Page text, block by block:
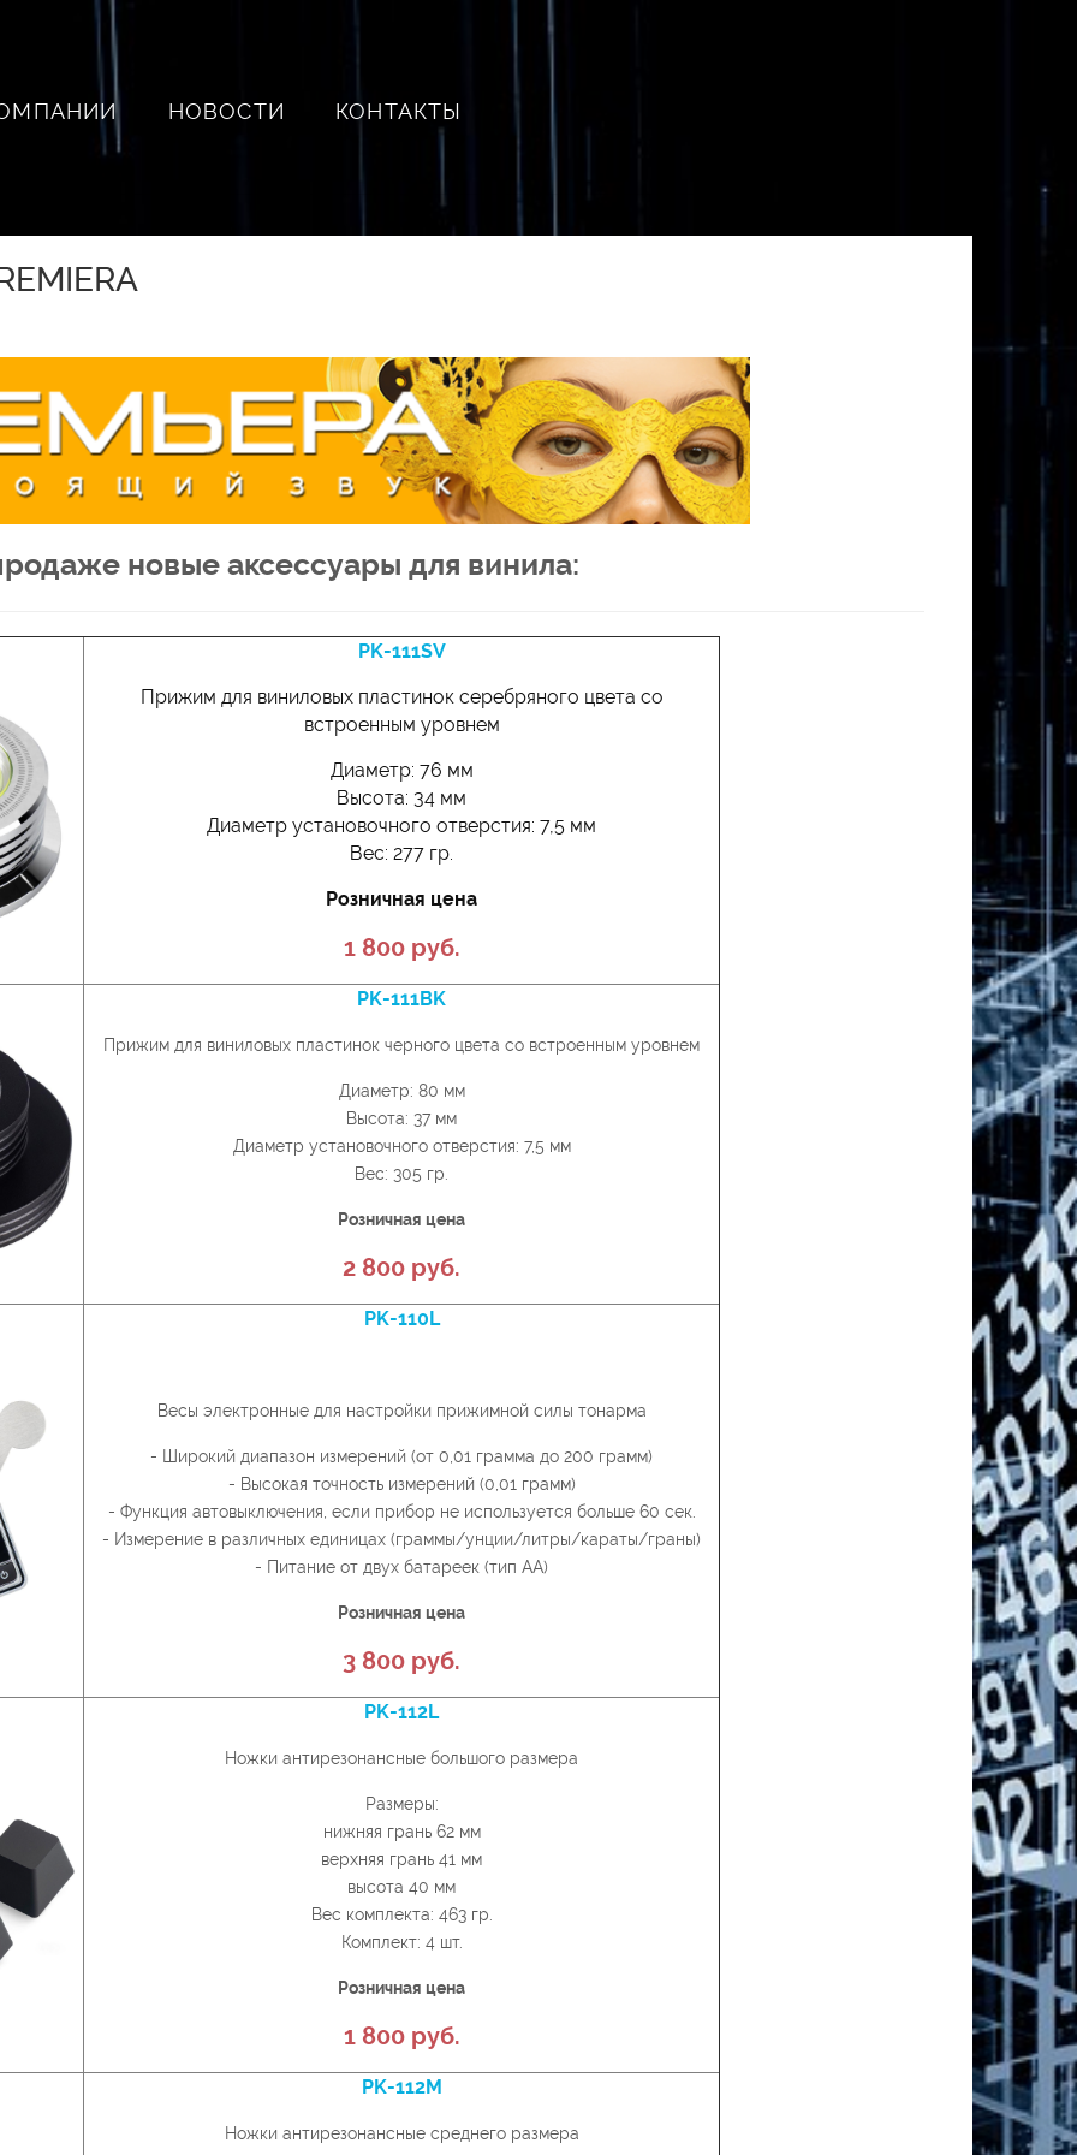
НОВОСТИ КОНТАКТЫ
новые аксессуары для винила:
PK-111SV
Прижим для виниловых пластинок серебряного цвета со
встроенным уровнем
Диаметр: 76 мм
Высота: 34 мм
Диаметр установочного отверстия: 7,5 мм
Вес: 277 гр.
Розничная цена
1 800 руб.
PK-111BK
Прижим для виниловых пластинок черного цвета со встроенным уровнем
Диаметр: 80 мм
Высота: 37 мм
Диаметр установочного отверстия: 7,5 мм
Вес: 305 гр.
Розничная цена
2 800 руб.
PK-110L
Весы электронные для настройки прижимной силы тонарма
- Широкий диапазон измерений (от 0,01 грамма до 200 грамм)
- Высокая точность измерений (0,01 грамм)
- Функция автовыключения, если прибор не используется больше 60 сек.
- Измерение в различных единицах (граммы/унции/литры/караты/граны)
- Питание от двух батареек (тип AА)
Розничная цена
3 800 руб.
PK-112L
Ножки антирезонансные большого размера
Размеры:
нижняя грань 62 мм
верхняя грань 41 мм
высота 40 мм
Вес комплекта: 463 гр.
Комплект: 4 шт.
Розничная цена
1 800 руб.
PK-112M
Ножки антирезонансные среднего размера